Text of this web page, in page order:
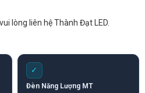
lòng liên hệ Thành Đạt LED.
✓
Đèn Năng Lượng MT